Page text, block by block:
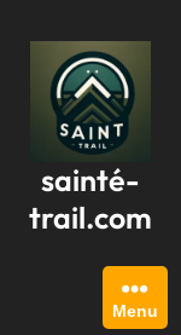
contenu
sainté-
trail.com
Menu